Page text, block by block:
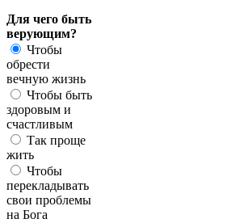
Для чего быть
верующим?
Чтобы
обрести
вечную жизнь
Чтобы быть
здоровым и
счастливым
Так проще
жить
Чтобы
перекладывать
свои проблемы
на Бога